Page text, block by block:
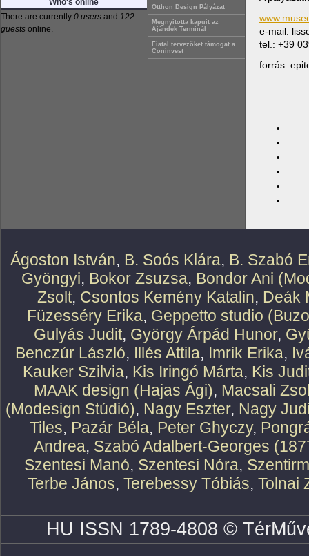
Who's online
There are currently 0 users and 122
guests online.
Otthon Design Pályázat
Megnyitotta kapuit az
Ajándék Terminál
Fiatal tervezőket támogat a
Coninvest
e-mail:
tel.: +39
forrás:
Ágoston István, B. Soós Klára, B. Szabó
Gyöngyi, Bokor Zsuzsa, Bondor Ani
Zsolt, Csontos Kemény Katalin, Deák
Füzesséry Erika, Geppetto studio
Gulyás Judit, György Árpád Hunor,
Benczúr László, Illés Attila, Imrik Erika,
Kauker Szilvia, Kis Iringó Márta, Kis
MAAK design (Hajas Ági), Macsali
(Modesign Stúdió), Nagy Eszter, Nagy
Tiles, Pazár Béla, Peter Ghyczy,
Andrea, Szabó Adalbert-Georges
Szentesi Manó, Szentesi Nóra,
Terbe János, Terebessy Tóbiás, Tolnai
HU ISSN 1789-4808 ©